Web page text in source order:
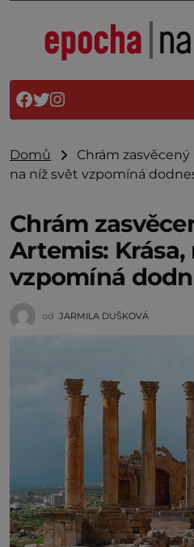
Domů
Chrám zasvěcený
na níž svět vzpomíná
Chrám
Artemis: Krása,
vzpomíná
od JARMILA DUŠKOVÁ